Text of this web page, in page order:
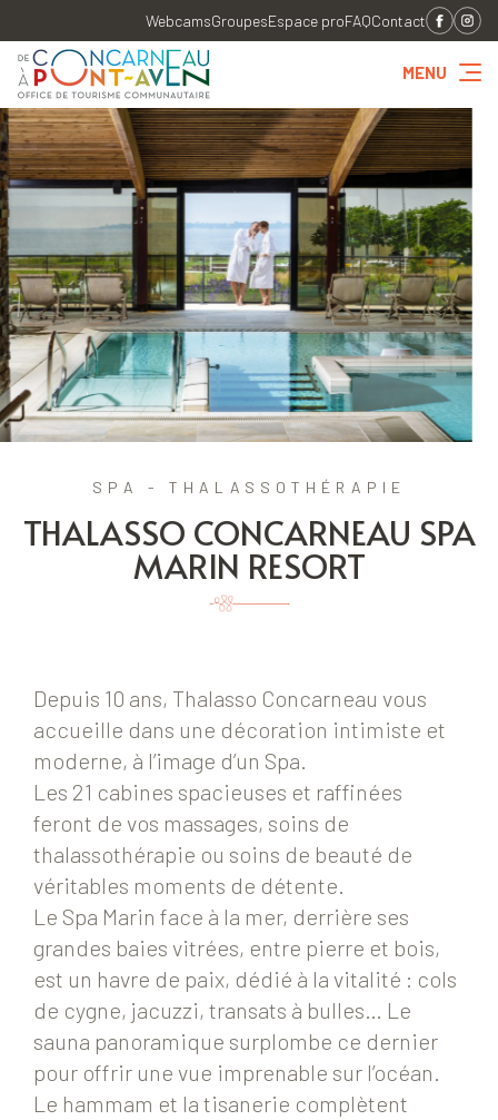
WebcamsGroupesEspace proFAQContact
MENU
SPA - THALASSOTHÉRAPIE
THALASSO CONCARNEAU SPA
MARIN RESORT
Depuis 10 ans, Thalasso Concarneau vous
accueille dans une décoration intimiste et
moderne, à l’image d’un Spa.
Les 21 cabines spacieuses et raffinées
feront de vos massages, soins de
thalassothérapie ou soins de beauté de
véritables moments de détente.
Le Spa Marin face à la mer, derrière ses
grandes baies vitrées, entre pierre et bois,
est un havre de paix, dédié à la vitalité : cols
de cygne, jacuzzi, transats à bulles… Le
sauna panoramique surplombe ce dernier
pour offrir une vue imprenable sur l’océan.
Le hammam et la tisanerie complètent